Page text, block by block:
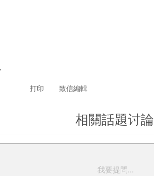
致信編輯
打印
相關話題讨論
我要提問...